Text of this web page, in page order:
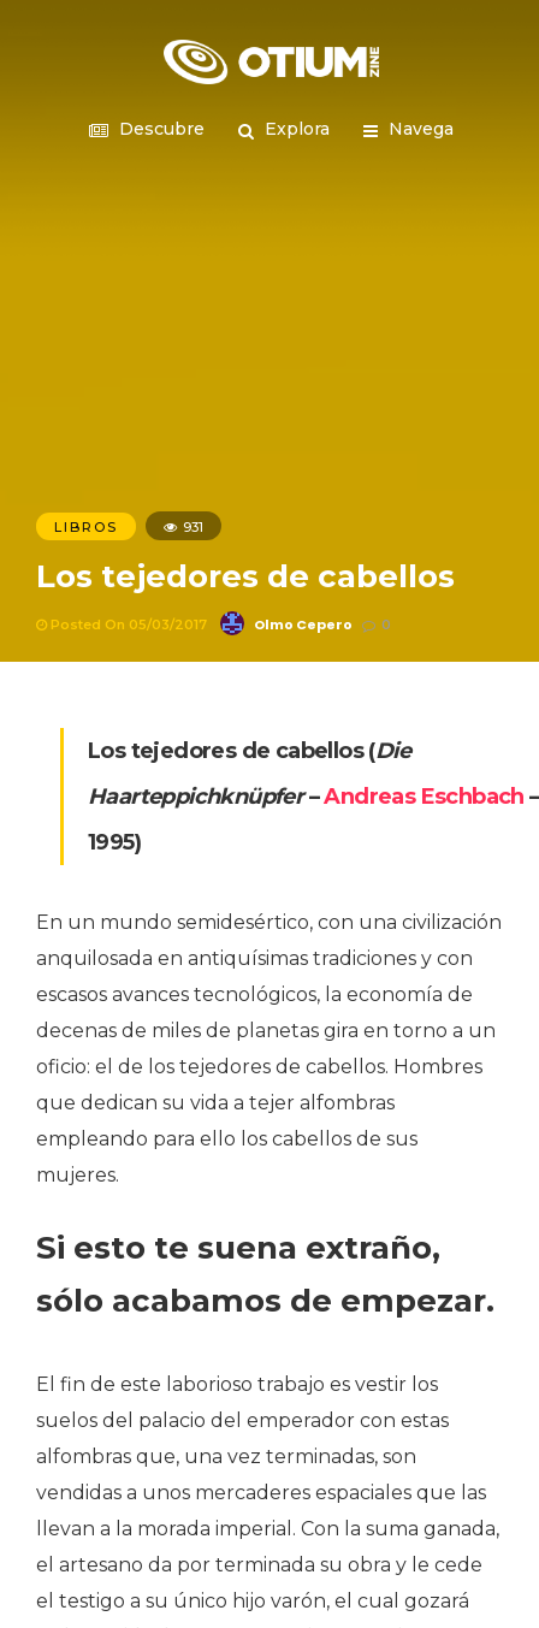
Descubre Explora Navega
LIBROS 931
Los tejedores de cabellos
Posted On 05/03/2017 Olmo Cepero 0
Los tejedores de cabellos(Die
Haarteppichknüpfer–Andreas Eschbach –
1995)
En un mundo semidesértico, con una civilización
anquilosada en antiquísimas tradiciones y con
escasos avances tecnológicos, la economía de
decenas de miles de planetas gira en torno a un
oficio: el de los tejedores de cabellos. Hombres
que dedican su vida a tejer alfombras
empleando para ello los cabellos de sus
mujeres.
Si esto te suena extraño,
sólo acabamos de empezar.
El fin de este laborioso trabajo es vestir los
suelos del palacio del emperador con estas
alfombras que, una vez terminadas, son
vendidas a unos mercaderes espaciales que las
llevan a la morada imperial. Con la suma ganada,
el artesano da por terminada su obra y le cede
el testigo a su único hijo varón, el cual gozará